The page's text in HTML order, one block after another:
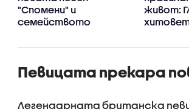
"Спомени" и
семейството
живот:
Певицата прекара
Легендарната британска